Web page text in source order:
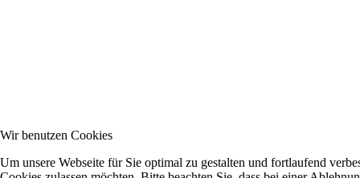
Wir benutzen Cookies
Um unsere Webseite für Sie optimal zu gestalten und fortlaufend